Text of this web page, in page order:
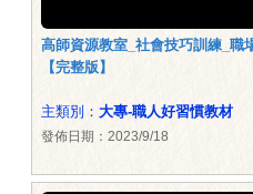
高師資源教室_社會技巧訓練_職
【完整版】
主類別： 大專-職人好習慣教材
發佈日期：2023/9/18